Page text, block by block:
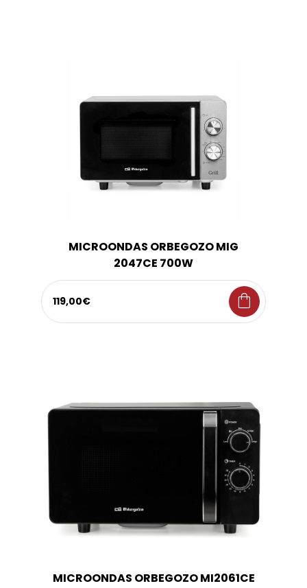
MICROONDAS ORBEGOZO MIG
2047CE 700W
119,00€ shopping_bag
MICROONDAS ORBEGOZO MI2061CE